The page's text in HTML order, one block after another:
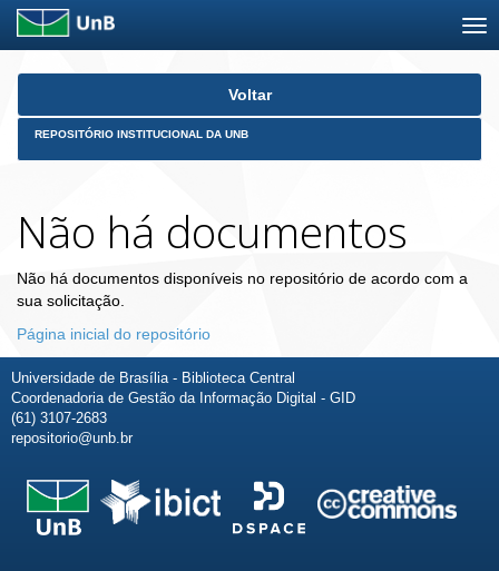
Skip
Voltar
REPOSITÓRIO INSTITUCIONAL DA UNB
Não há documentos
Não há documentos disponíveis no repositório de acordo com a
sua solicitação.
Página inicial do repositório
Universidade de Brasília - Biblioteca Central
Coordenadoria de Gestão da Informação Digital - GID
(61) 3107-2683
repositorio@unb.br